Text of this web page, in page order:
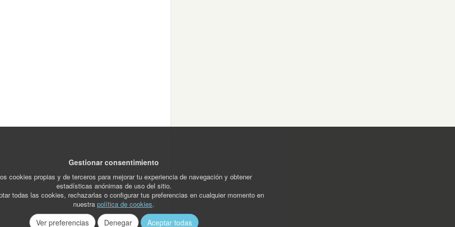
Gestionar consentimiento
cookies propias y de terceros para mejorar tu experiencia de navegación y obtener
estadísticas anónimas de uso del sitio.
todas las cookies, rechazarlas o configurar tus preferencias en cualquier momento en
nuestra política de cookies.
Ver preferencias Denegar Aceptar todas